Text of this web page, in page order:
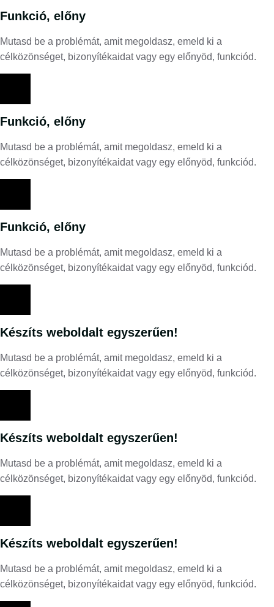
Funkció, előny
Mutasd be a problémát, amit megoldasz, emeld ki a
célközönséget, bizonyítékaidat vagy egy előnyöd, funkciód.
Funkció, előny
Mutasd be a problémát, amit megoldasz, emeld ki a
célközönséget, bizonyítékaidat vagy egy előnyöd, funkciód.
Funkció, előny
Mutasd be a problémát, amit megoldasz, emeld ki a
célközönséget, bizonyítékaidat vagy egy előnyöd, funkciód.
Készíts weboldalt egyszerűen!
Mutasd be a problémát, amit megoldasz, emeld ki a
célközönséget, bizonyítékaidat vagy egy előnyöd, funkciód.
Készíts weboldalt egyszerűen!
Mutasd be a problémát, amit megoldasz, emeld ki a
célközönséget, bizonyítékaidat vagy egy előnyöd, funkciód.
Készíts weboldalt egyszerűen!
Mutasd be a problémát, amit megoldasz, emeld ki a
célközönséget, bizonyítékaidat vagy egy előnyöd, funkciód.